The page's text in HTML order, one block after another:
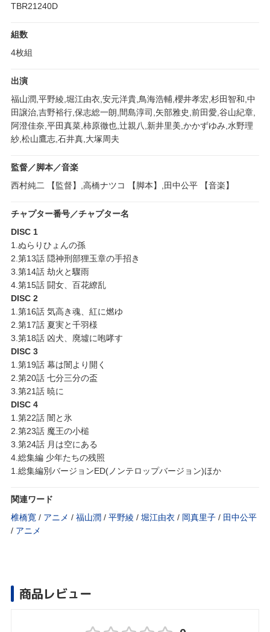
TBR21240D
組数
4枚組
出演
福山潤,平野綾,堀江由衣,安元洋貴,鳥海浩輔,櫻井孝宏,杉田智和,中
田譲治,吉野裕行,保志総一朗,間島淳司,矢部雅史,前田愛,谷山紀章,
阿澄佳奈,平田真菜,柿原徹也,辻親八,新井里美,かかずゆみ,水野理
紗,松山鷹志,石井真,大塚周夫
監督／脚本／音楽
西村純二 【監督】,高橋ナツコ 【脚本】,田中公平 【音楽】
チャプター番号／チャプター名
DISC 1
1.ぬらりひょんの孫
2.第13話 隠神刑部狸玉章の手招き
3.第14話 劫火と驟雨
4.第15話 闘女、百花繚乱
DISC 2
1.第16話 気高き魂、紅に燃ゆ
2.第17話 夏実と千羽様
3.第18話 凶犬、廃墟に咆哮す
DISC 3
1.第19話 幕は闇より開く
2.第20話 七分三分の盃
3.第21話 暁に
DISC 4
1.第22話 闇と氷
2.第23話 魔王の小槌
3.第24話 月は空にある
4.総集編 少年たちの残照
1.総集編別バージョンED(ノンテロップバージョン)ほか
関連ワード
椎橋寛 / アニメ / 福山潤 / 平野綾 / 堀江由衣 / 岡真里子 / 田中公平
/ アニメ
商品レビュー